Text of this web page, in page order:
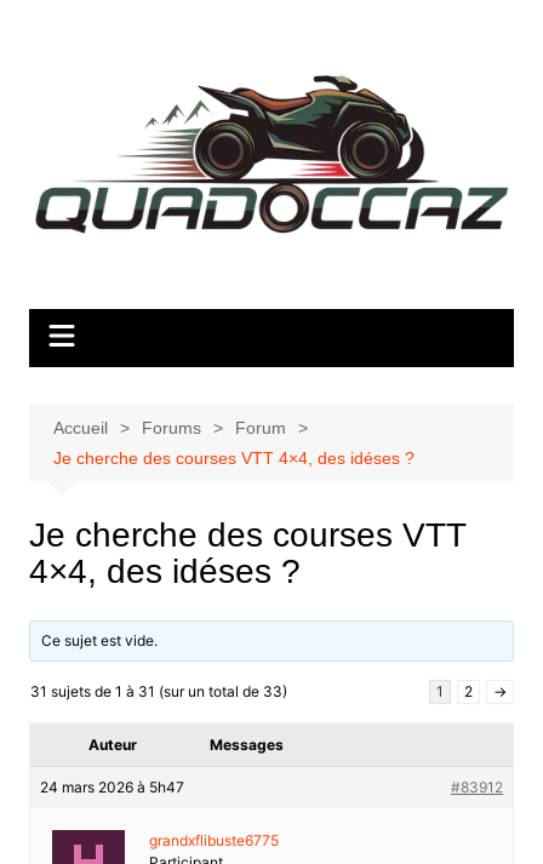
Accueil Forums
Forum
Je cherche des courses VTT 4×4, des idéses ?
Je cherche des courses VTT
4×4, des idéses ?
Ce sujet est vide.
31 sujets de 1 à 31 (sur un total de 33) 1 2 →
Auteur Messages
24 mars 2026 à 5h47 #83912
grandxflibuste6775